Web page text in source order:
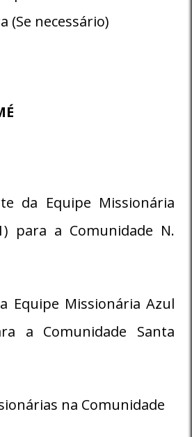
(Se necessário)
da Equipe Missionária
para a Comunidade N.
Equipe Missionária Azul
a Comunidade Santa
na Comunidade